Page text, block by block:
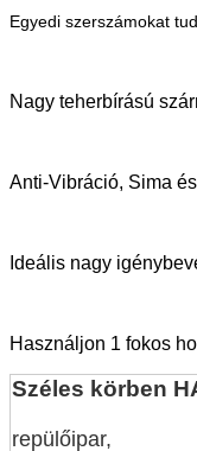
Egyedi szerszámokat
Nagy teherbírású
Anti-Vibráció, Sima
Ideális nagy
Használjon 1 fokos
Széles körben
repülőipar,